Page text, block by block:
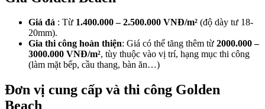
Giá đá : Từ 1.400.000 – 2.500.000 VNĐ/m² (độ dày tư 18-
20mm).
Gia thi công hoàn thiện: Giá có thể tăng thêm từ 2000.000 –
3000.000 VNĐ/m², tùy thuộc vào vị trí, hạng mục thi công
(làm mặt bếp, cầu thang, bàn ăn…)
Đơn vị cung cấp và thi công Golden
Beach